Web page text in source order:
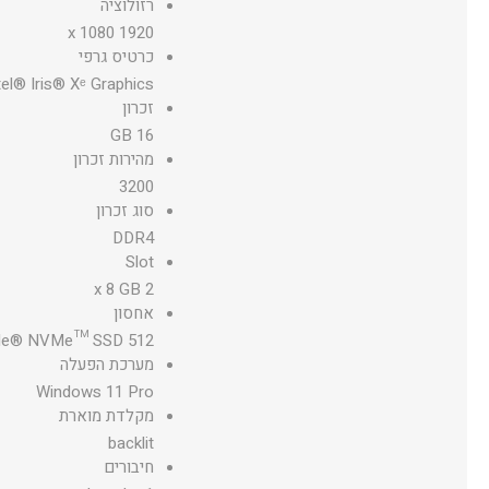
רזולוציה
1920 x 1080
כרטיס גרפי
Iris® Xᵉ Graphics
זכרון
16 GB
מהירות זכרון
3200
סוג זכרון
DDR4
Slot
2 x 8 GB
אחסון
512 GB PCIe® NVMe™ SSD
מערכת הפעלה
Windows 11 Pro
מקלדת מוארת
backlit
חיבורים